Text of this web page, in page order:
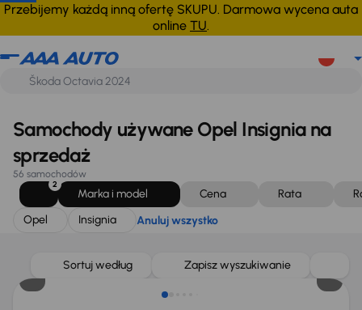
Przebijemy każdą inną ofertę SKUPU. Darmowa wycena auta
online TU.
Opel Insignia Anuluj wszystko
Samochody używane Opel Insignia na
sprzedaż
56 samochodów
2
Marka i model Cena Rata
Opel
Insignia Anuluj wszystko
Sortuj według Zapisz wyszukiwanie
Taniej o 1 000 zł